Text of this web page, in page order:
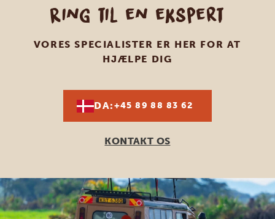
Ring til en ekspert
VORES SPECIALISTER ER HER FOR AT
HJÆLPE DIG
DA:+45 89 88 83 62
KONTAKT OS